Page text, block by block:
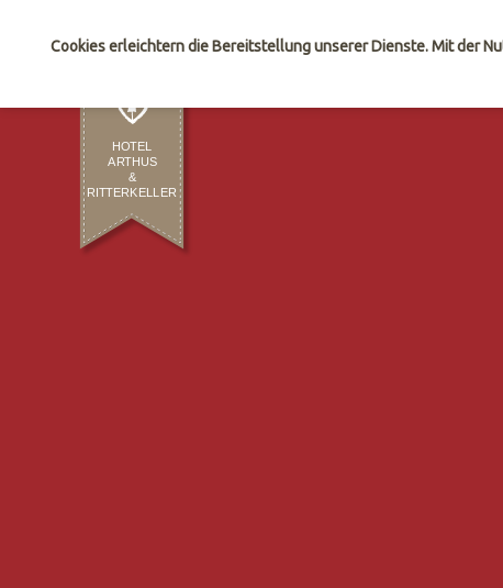
Cookies erleichtern die Bereitstellung unserer Dienste. Mit der